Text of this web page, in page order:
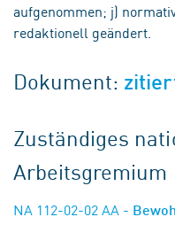
aufgenommen; j)
redaktionell geändert.
Dokument:
Zuständiges
Arbeitsgremium
NA 112-02-02 AA -